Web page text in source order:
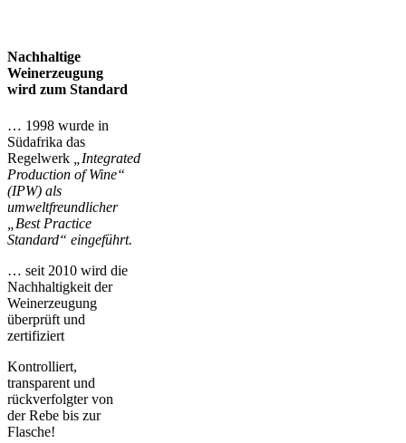
Nachhaltige
Weinerzeugung
wird zum Standard
… 1998 wurde in
Südafrika das
Regelwerk
„Integrated
Production of Wine“
(IPW) als
umweltfreundlicher
„Best Practice
Standard“ eingeführt.
… seit 2010 wird die
Nachhaltigkeit der
Weinerzeugung
überprüft und
zertifiziert
Kontrolliert,
transparent und
rückverfolgter von
der Rebe bis zur
Flasche!